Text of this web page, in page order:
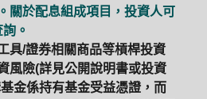
關於配息組成項目，投資人可
。
具/證券相關商品等槓桿投資
風險(詳見公開說明書或投資
金係持有基金受益憑證，而